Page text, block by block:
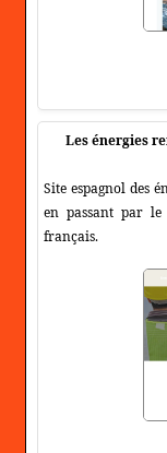
Les énergies
Site espagnol des
en passant par le
français.